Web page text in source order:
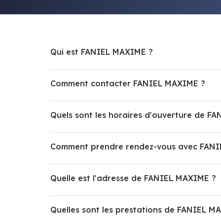
Qui est FANIEL MAXIME ?
Comment contacter FANIEL MAXIME ?
Quels sont les horaires d'ouverture de
Comment prendre rendez-vous avec
Quelle est l'adresse de FANIEL MAXIME ?
Quelles sont les prestations de FANIEL